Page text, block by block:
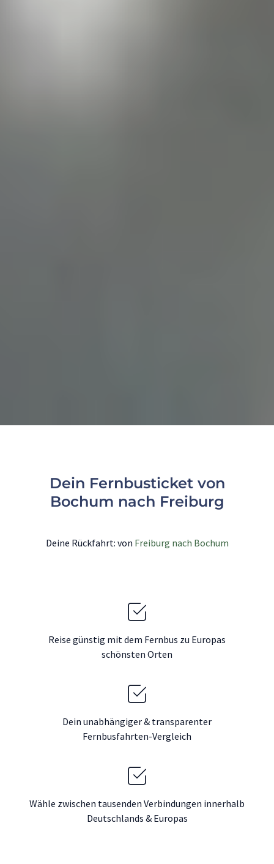
Dein Fernbusticket von
Bochum nach Freiburg
Deine Rückfahrt: von Freiburg nach Bochum
Reise günstig mit dem Fernbus zu Europas
schönsten Orten
Dein unabhängiger & transparenter
Fernbusfahrten-Vergleich
Wähle zwischen tausenden Verbindungen innerhalb
Deutschlands & Europas